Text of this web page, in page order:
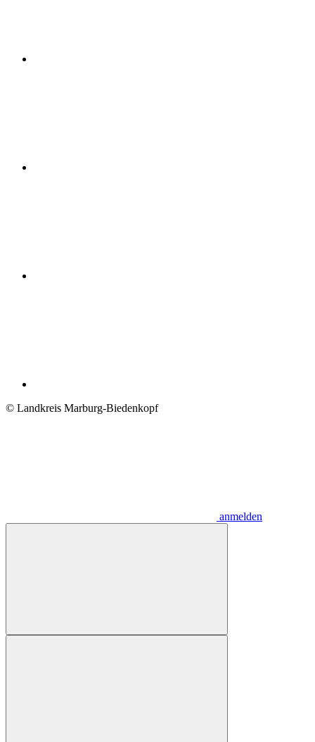
© Landkreis Marburg-Biedenkopf
anmelden